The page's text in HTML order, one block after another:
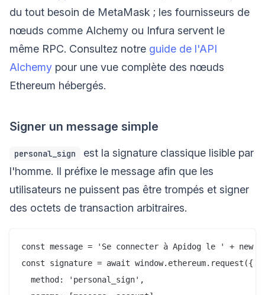
du tout besoin de MetaMask ; les fournisseurs de
nœuds comme Alchemy ou Infura servent le
même RPC. Consultez notre guide de l'API
Alchemy pour une vue complète des nœuds
Ethereum hébergés.
Signer un message simple
personal_sign
est la signature classique lisible par
l'homme. Il préfixe le message afin que les
utilisateurs ne puissent pas être trompés et signer
des octets de transaction arbitraires.
const message = 'Se connecter à Apidog le ' + new
const signature = await window.ethereum.request({
  method: 'personal_sign',